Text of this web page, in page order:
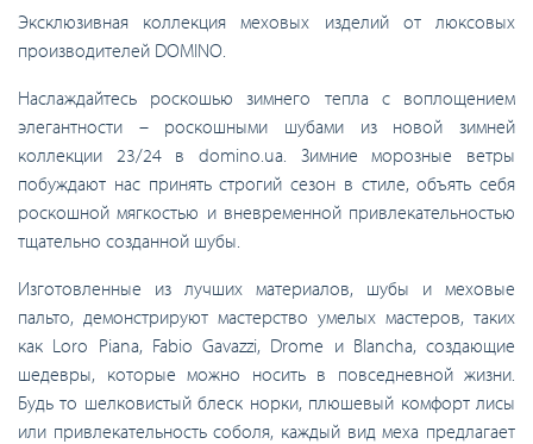
Эксклюзивная коллекция меховых изделий от люксовых
производителей DOMINO.
Наслаждайтесь роскошью зимнего тепла с воплощением
элегантности – роскошными шубами из новой зимней
коллекции 23/24 в domino.ua. Зимние морозные ветры
побуждают нас принять строгий сезон в стиле, объять себя
роскошной мягкостью и вневременной привлекательностью
тщательно созданной шубы.
Изготовленные из лучших материалов, шубы и меховые
пальто, демонстрируют мастерство умелых мастеров, таких
как Loro Piana, Fabio Gavazzi, Drome и Blancha, создающие
шедевры, которые можно носить в повседневной жизни.
Будь то шелковистый блеск норки, плюшевый комфорт лисы
или привлекательность соболя, каждый вид меха предлагает